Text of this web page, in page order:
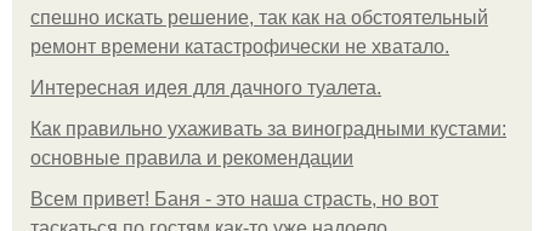
спешно искать решение, так как на обстоятельный
ремонт времени катастрофически не хватало.
Интересная идея для дачного туалета.
Как правильно ухаживать за виноградными кустами:
основные правила и рекомендации
Всем привет! Баня - это наша страсть, но вот